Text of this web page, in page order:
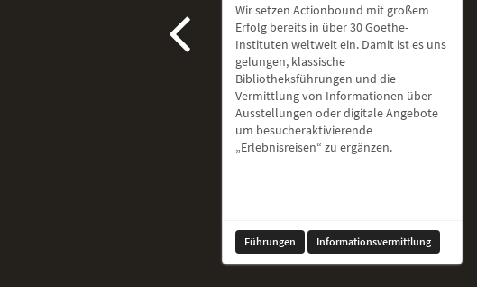
Wir setzen Actionbound mit großem
Erfolg bereits in über 30 Goethe-
Instituten weltweit ein. Damit ist es uns
gelungen, klassische
Bibliotheksführungen und die
Vermittlung von Informationen über
Ausstellungen oder digitale Angebote
um besucheraktivierende
„Erlebnisreisen“ zu ergänzen.
Führungen Informationsvermittlung